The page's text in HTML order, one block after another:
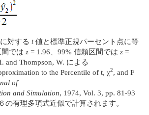
対するt値と標準正規パーセント点に等
間ではz= 1.96、99% 信頼区間ではz=
and Thompson, W. による
to the Percentile of t, χ2, and F
of
and Simulation, 1974, Vol. 3, pp. 81-93
の有理多項式近似で計算されます。